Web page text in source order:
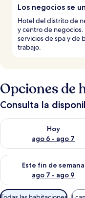
Los negocios se
Hotel del distrito de
y centro de
servicios de spa y de
trabajo.
Opciones de
Consulta la
Hoy
ago 6 - ago 7
Consulta la
Este fin de semana
ago 7 - ago 9
Consulta la
Filtros